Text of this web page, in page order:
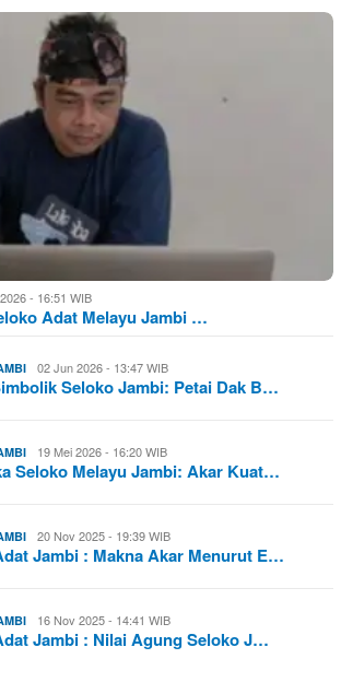
- 16:51 WIB
Adat Melayu Jambi …
02 Jun 2026 - 13:47 WIB
Seloko Jambi: Petai Dak B…
19 Mei 2026 - 16:20 WIB
Seloko Melayu Jambi: Akar Kuat…
20 Nov 2025 - 19:39 WIB
Jambi : Makna Akar Menurut E…
16 Nov 2025 - 14:41 WIB
Jambi : Nilai Agung Seloko J…